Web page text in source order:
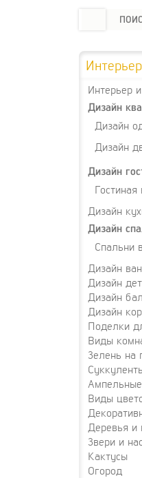
Интерьер
Интерьер
Дизайн
Дизайн
Дизайн
Дизайн
Дизайн
Дизайн
Спальни
Дизайн
Дизайн
Дизайн
Дизайн
Поделки
Виды
Зелень на
Виды
Деревья и
Звери и
Кактусы
Огород